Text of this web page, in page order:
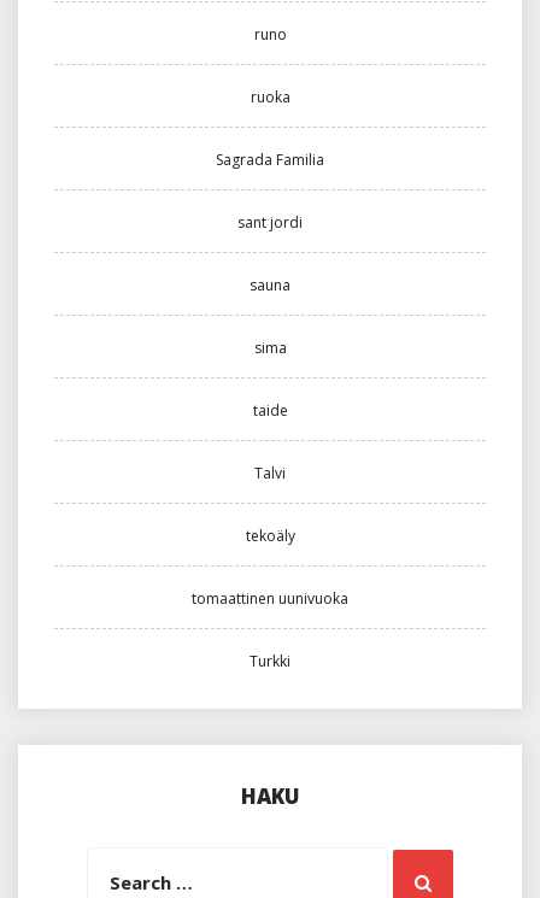
runo
ruoka
Sagrada Familia
sant jordi
sauna
sima
taide
Talvi
tekoäly
tomaattinen uunivuoka
Turkki
HAKU
Search